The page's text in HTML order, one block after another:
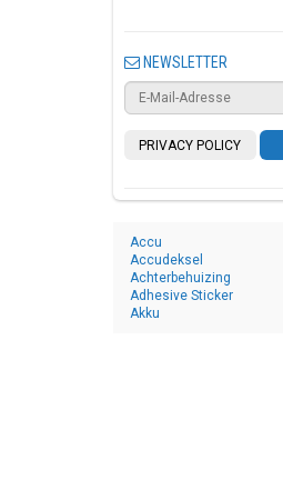
NEWSLETTER
PRIVACY POLICY
Accu
Accudeksel
Achterbehuizing
Adhesive Sticker
Akku